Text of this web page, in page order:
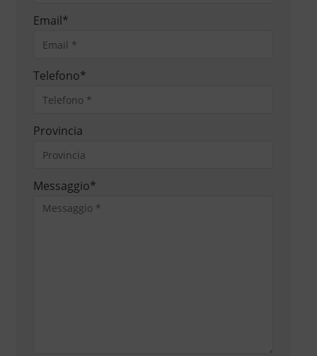
Email*
Telefono*
Provincia
Messaggio*